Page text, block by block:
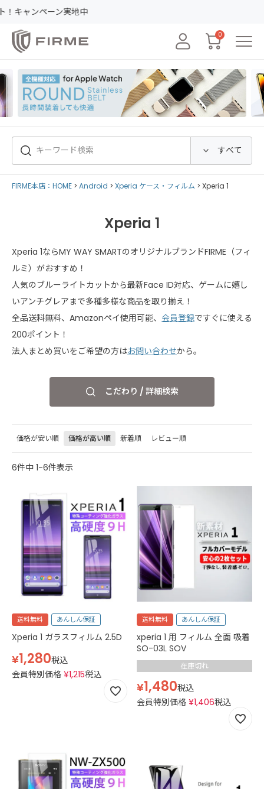
ペーン実地中
0
FIRME本店：HOME Android Xperia ケース・フィルム Xperia 1
Xperia 1
Xperia 1ならMY WAY SMARTのオリジナルブランドFIRME（フィ
ルミ）がおすすめ！
人気のブルーライトカットから最新Face ID対応、ゲームに嬉し
いアンチグレアまで多種多様な商品を取り揃え！
全品送料無料、Amazonペイ使用可能、 会員登録ですぐに使える
200ポイント！
法人まとめ買いをご希望の方はお問い合わせから。
こだわり / 詳細検索
価格が安い順 価格が高い順 新着順 レビュー順
6件中 1-6件表示
送料無料 あんしん保証
Xperia 1 ガラスフィルム 2.5D
¥1,280税込
会員特別価格 ¥1,215税込
送料無料 あんしん保証
xperia 1 用 フィルム 全面 吸着
SO-03L SOV
在庫切れ
¥1,480税込
会員特別価格 ¥1,406税込